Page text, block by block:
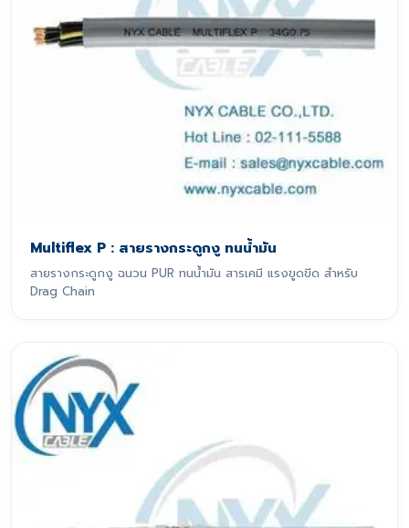
Multiflex P : สายรางกระดูกงู ทนน้ำมัน
สายรางกระดูกงู ฉนวน PUR ทนน้ำมัน สารเคมี แรงขูดขีด สำหรับ
Drag Chain